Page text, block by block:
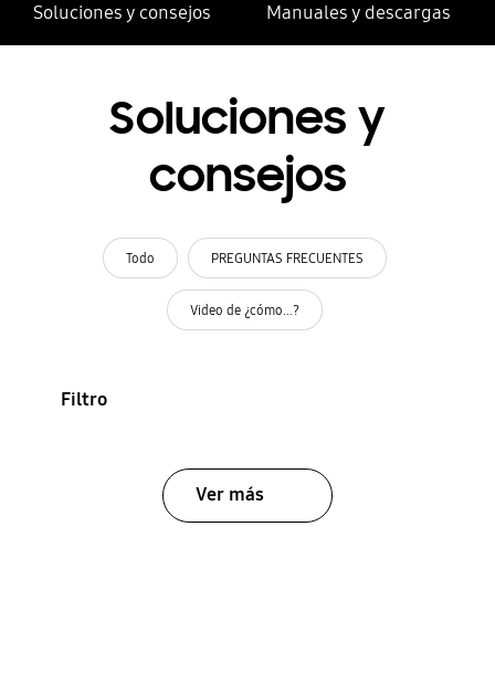
Soluciones y consejos Manuales y descargas
Soluciones y
consejos
Todo PREGUNTAS FRECUENTES
Video de ¿cómo...?
Filtro
Ver más